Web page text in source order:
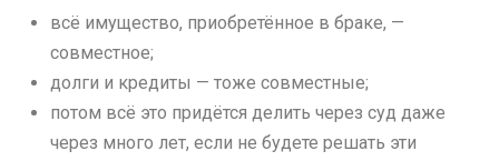
всё имущество, приобретённое в браке, —
совместное;
долги и кредиты — тоже совместные;
потом всё это придётся делить через суд даже
через много лет, если не будете решать эти